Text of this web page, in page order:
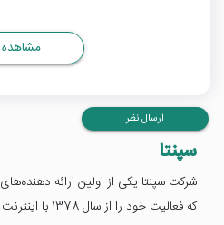
مشاهده
ارسال نظر
سپنتا
شرکت سپنتا یکی از اولین ارائه